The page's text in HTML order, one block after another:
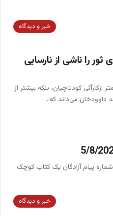
خبر و دیدگاه
را ناشی از نارسایی
کودتاچیان، بلکه بیشتر از
داوودخان می‌داند که…
پیام آزادگان یک کتاب کوچک
خبر و دیدگاه